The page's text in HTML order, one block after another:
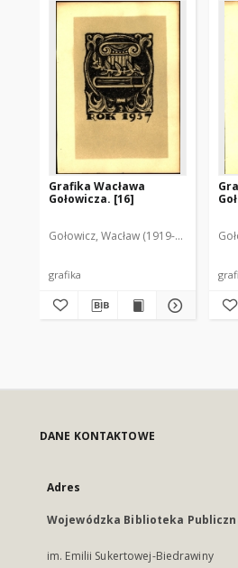
Grafika Wacława
Gołowicza. [16]
Gołowicz, Wacław (1919-1983)
grafika
DANE KONTAKTOWE
Adres
Wojewódzka Biblioteka
im. Emilii Sukertowej-Biedrawiny